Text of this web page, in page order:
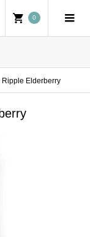
0
Ripple Elderberry